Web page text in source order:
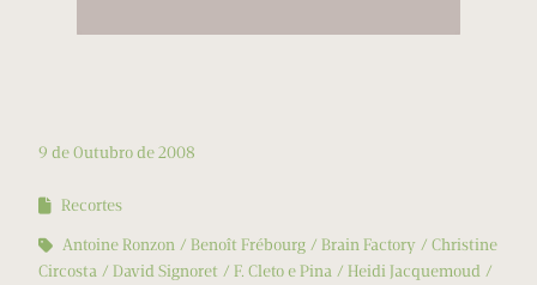
9 de Outubro de 2008
Recortes
Antoine Ronzon
Benoît Frébourg Brain Factory
Christine
Circosta
David Signoret F. Cleto e Pina
Heidi Jacquemoud